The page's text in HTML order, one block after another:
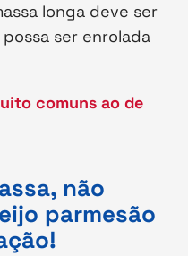
longa deve ser
ser enrolada
comuns ao de
não
parmesão